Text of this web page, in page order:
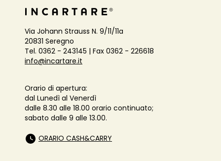
Via Johann Strauss N. 9/11/11a
20831 Seregno
Tel. 0362 - 243145 | Fax 0362 - 226618
info@incartare.it
Orario di apertura:
dal Lunedì al Venerdì
dalle 8.30 alle 18.00 orario continuato;
sabato dalle 9 alle 13.00.
ORARIO CASH&CARRY